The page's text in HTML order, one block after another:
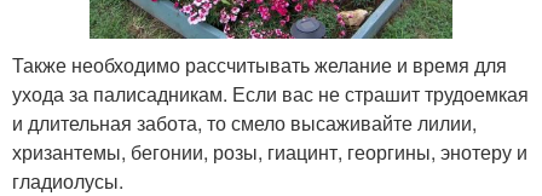
Также необходимо рассчитывать желание и время для
ухода за палисадникам. Если вас не страшит трудоемкая
и длительная забота, то смело высаживайте лилии,
хризантемы, бегонии, розы, гиацинт, георгины, энотеру и
гладиолусы.